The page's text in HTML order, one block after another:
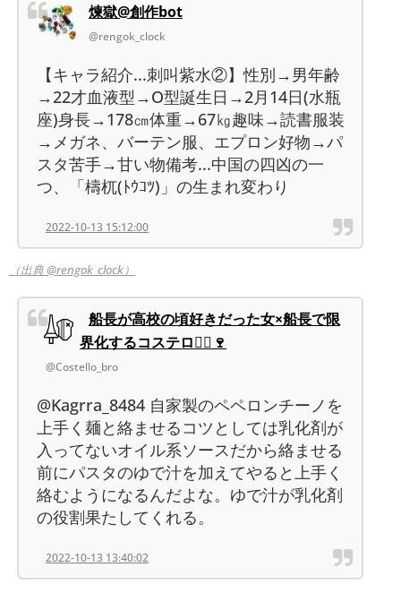
煉獄@創作bot
@rengok_clock
【キャラ紹介...刺叫紫水②】性別→男年齢
→22才血液型→O型誕生日→2月14日(水瓶
座)身長→178㎝体重→67㎏趣味→読書服装
→メガネ、バーテン服、エプロン好物→パ
スタ苦手→甘い物備考...中国の四凶の一
つ、「檮杌(ﾄｳｺﾂ)」の生まれ変わり
2022-10-13 15:12:00
（出典 @rengok_clock）
船長が高校の頃好きだった女×船長で限
界化するコステロ🏴‍☠️🍷
@Costello_bro
@Kagrra_8484 自家製のペペロンチーノを
上手く麺と絡ませるコツとしては乳化剤が
入ってないオイル系ソースだから絡ませる
前にパスタのゆで汁を加えてやると上手く
絡むようになるんだよな。ゆで汁が乳化剤
の役割果たしてくれる。
2022-10-13 13:40:02